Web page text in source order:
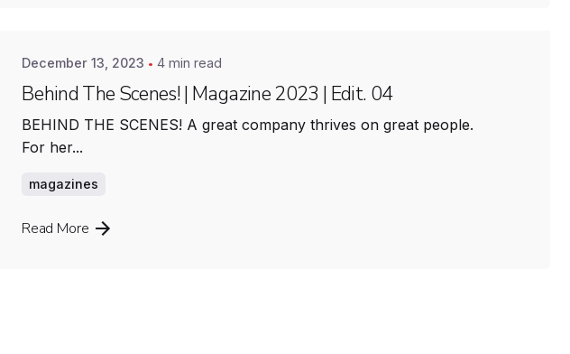
December 13, 2023 4 min read
Behind The Scenes! | Magazine 2023 | Edit. 04
BEHIND THE SCENES! A great company thrives on great people.
For her...
magazines
Read More